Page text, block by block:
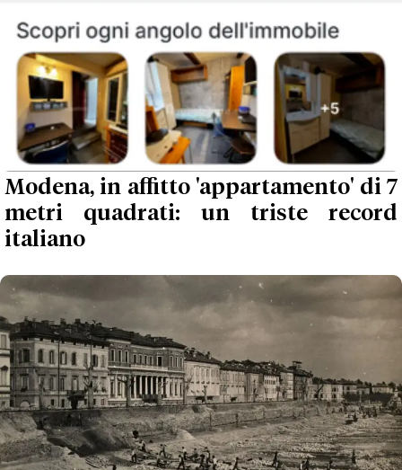
Modena, in affitto 'appartamento' di 7
metri quadrati: un triste record
italiano